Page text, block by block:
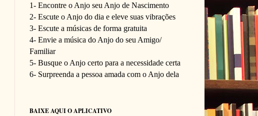
1- Encontre o Anjo seu Anjo de Nascimento
2- Escute o Anjo do dia e eleve suas vibrações
3- Escute a músicas de forma gratuita
4- Envie a música do Anjo do seu Amigo/
Familiar
5- Busque o Anjo certo para a necessidade certa
6- Surpreenda a pessoa amada com o Anjo dela
BAIXE AQUI O APLICATIVO